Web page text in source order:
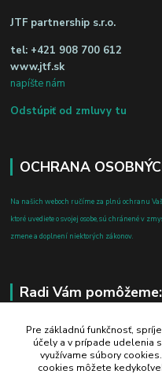
JTF partnership s.r.o.
tel: +421 908 700 612
www.jtf.sk
napíšte nám
Odstúpiť od zmluvy tu
OCHRANA
Na našich weboch ručíme za plnú ochranu
ktoré uvediete o svojej osobe, sú chránené v
zmene a doplnení niektorých zákonov.
Radi Vám pomôžeme:
+421 908 700 612
po-pia: 8.00 - 16.00
Pre základnú funkčnosť,
účely a v prípade udelenia
využívame súbory
cookies môžete